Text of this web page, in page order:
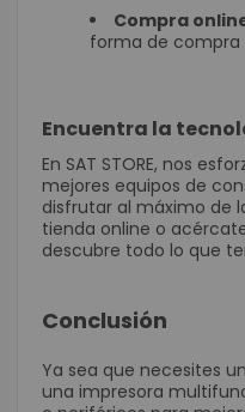
Compra
forma de compra
Encuentra la
En SAT STORE, nos
mejores equipos de
disfrutar al máximo de
tienda online o
descubre todo lo que
Conclusión
Ya sea que necesites
una impresora